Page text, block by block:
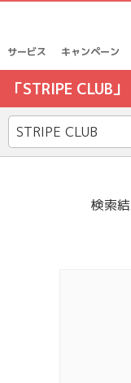
サービス キャンペーン
「STRIPE CLUB
検索